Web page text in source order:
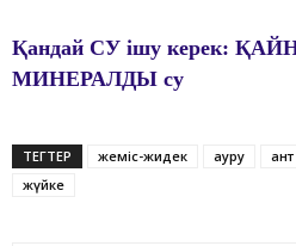
Қандай СУ ішу керек:
МИНЕРАЛДЫ су
ТЕГТЕР жеміс-жидек ауру қант
жүйке